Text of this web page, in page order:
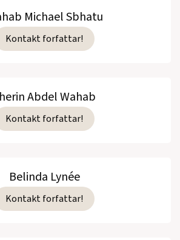
Michael Sbhatu
Kontakt forfattar!
Abdel Wahab
Kontakt forfattar!
Belinda Lynée
Kontakt forfattar!